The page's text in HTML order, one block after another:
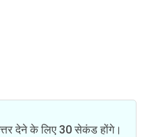
देने के लिए 30 सेकंड होंगे।